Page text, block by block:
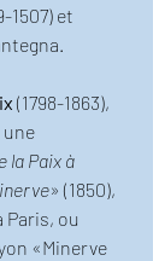
1507) et
(1798-1863),
la Paix à
» (1850),
Paris, ou
«Minerve